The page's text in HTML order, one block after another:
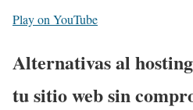
Play on YouTube
Alternativas al
tu sitio web sin